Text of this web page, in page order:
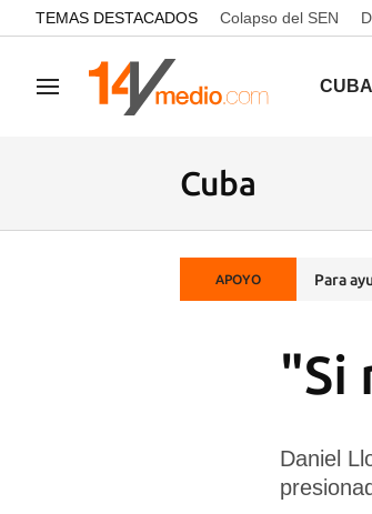
common.go-to-content
TEMAS DESTACADOS Colapso del SEN
Navegación CUBA
Cuba
APOYO Para
"Si
Daniel